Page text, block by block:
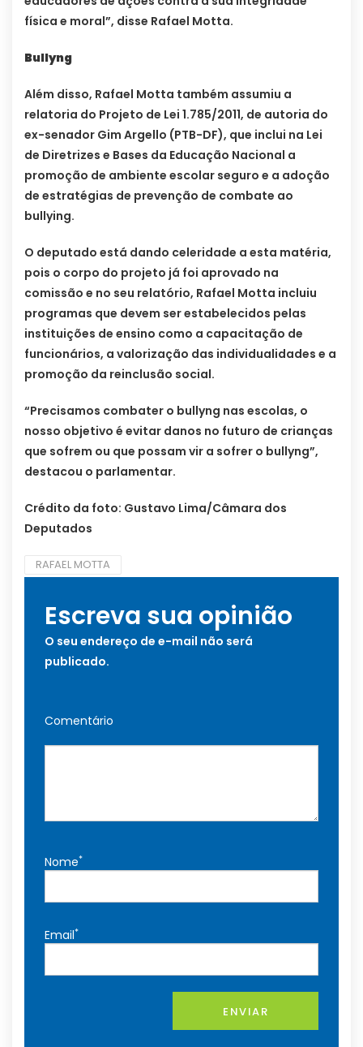
física e moral”, disse Rafael Motta.
Bullyng
Além disso, Rafael Motta também assumiu a
relatoria do Projeto de Lei 1.785/2011, de autoria do
ex-senador Gim Argello (PTB-DF), que inclui na Lei
de Diretrizes e Bases da Educação Nacional a
promoção de ambiente escolar seguro e a adoção
de estratégias de prevenção de combate ao
bullying.
O deputado está dando celeridade a esta matéria,
pois o corpo do projeto já foi aprovado na
comissão e no seu relatório, Rafael Motta incluiu
programas que devem ser estabelecidos pelas
instituições de ensino como a capacitação de
funcionários, a valorização das individualidades e a
promoção da reinclusão social.
“Precisamos combater o bullyng nas escolas, o
nosso objetivo é evitar danos no futuro de crianças
que sofrem ou que possam vir a sofrer o bullyng”,
destacou o parlamentar.
Crédito da foto: Gustavo Lima/Câmara dos
Deputados
RAFAEL MOTTA
Escreva sua opinião
O seu endereço de e-mail não será
publicado.
Comentário
Nome*
Email*
ENVIAR